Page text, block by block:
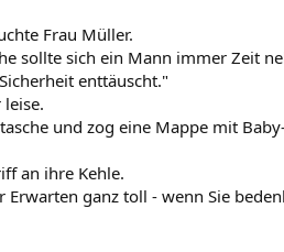
Frau Müller.
sollte sich ein Mann immer Zeit
enttäuscht."
und zog eine Mappe mit
an ihre Kehle.
ganz toll - wenn Sie